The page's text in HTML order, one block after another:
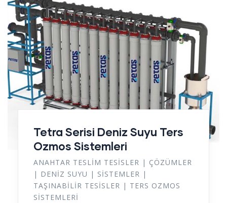
Tetra Serisi Deniz Suyu Ters
Ozmos Sistemleri
ANAHTAR TESLIM TESISLER | ÇÖZÜMLER
| DENIZ SUYU | SISTEMLER |
TAŞINABILIR TESISLER | TERS OZMOS
SISTEMLERI